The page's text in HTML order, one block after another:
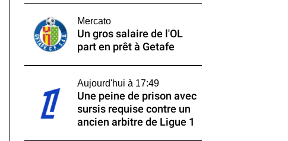
Mercato
Un gros salaire de l'OL
part en prêt à Getafe
Aujourd'hui à 17:49
Une peine de prison avec
sursis requise contre un
ancien arbitre de Ligue 1